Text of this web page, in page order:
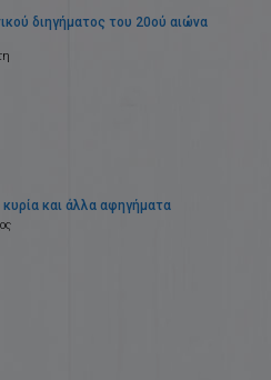
διηγήματος του 20ού αιώνα
και άλλα αφηγήματα